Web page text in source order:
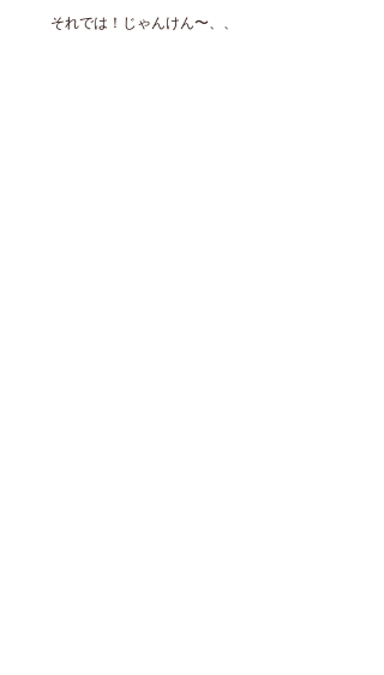
それでは！じゃんけん〜、、